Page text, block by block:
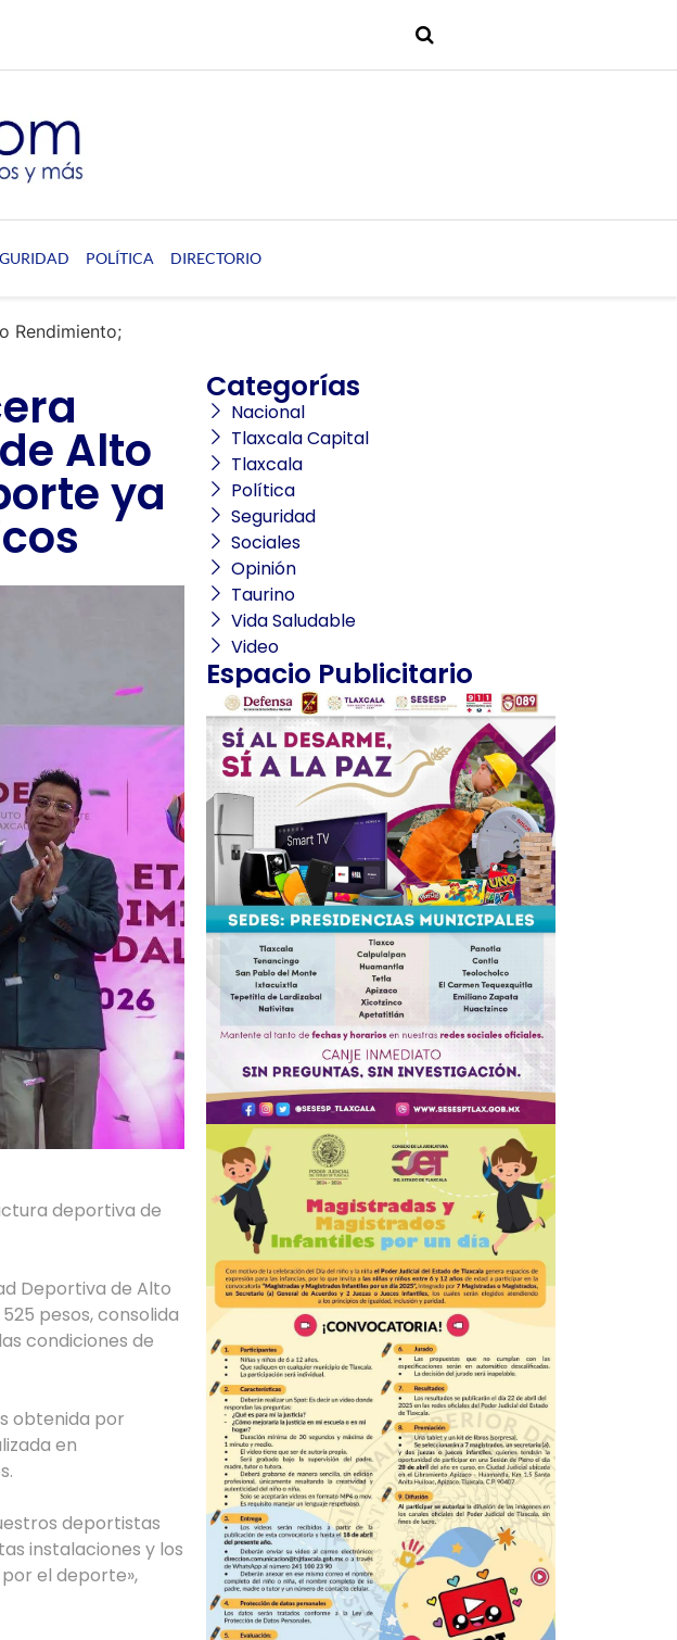
POLÍTICA DIRECTORIO
Rendimiento;
Alto
ya
deportiva de
Deportiva de Alto
pesos, consolida
condiciones de
obtenida por
en
deportistas
instalaciones y los
el deporte»,
Categorías
Nacional
Tlaxcala Capital
Tlaxcala
Política
Seguridad
Sociales
Opinión
Taurino
Vida Saludable
Video
Espacio Publicitario